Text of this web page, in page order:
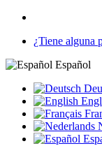
¿Tiene alguna
Español